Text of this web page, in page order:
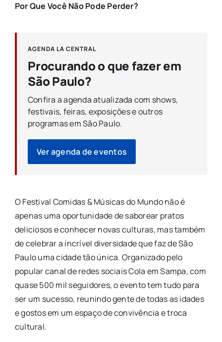
Por Que Você Não Pode Perder?
AGENDA LA CENTRAL
Procurando o que fazer em
São Paulo?
Confira a agenda atualizada com shows,
festivais, feiras, exposições e outros
programas em São Paulo.
Ver agenda de eventos
O Festival Comidas & Músicas do Mundo não é
apenas uma oportunidade de saborear pratos
deliciosos e conhecer novas culturas, mas também
de celebrar a incrível diversidade que faz de São
Paulo uma cidade tão única. Organizado pelo
popular canal de redes sociais Cola em Sampa, com
quase 500 mil seguidores, o evento tem tudo para
ser um sucesso, reunindo gente de todas as idades
e gostos em um espaço de convivência e troca
cultural.